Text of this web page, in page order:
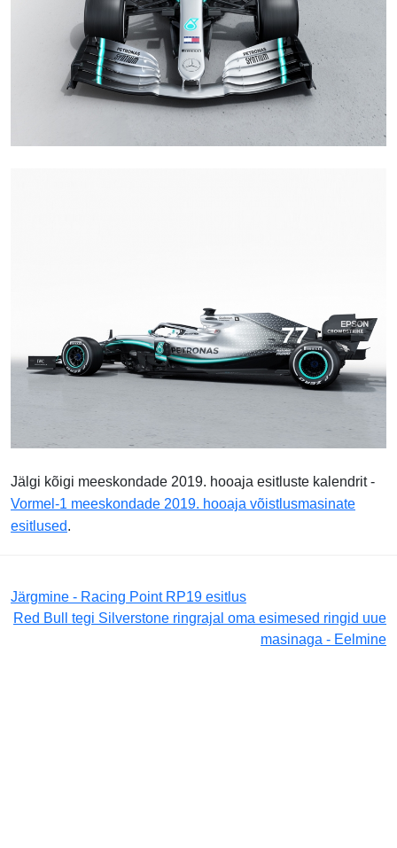
Jälgi kõigi meeskondade 2019. hooaja esitluste kalendrit -
Vormel-1 meeskondade 2019. hooaja võistlusmasinate
esitlused.
Järgmine - Racing Point RP19 esitlus
Red Bull tegi Silverstone ringrajal oma esimesed ringid uue
masinaga - Eelmine